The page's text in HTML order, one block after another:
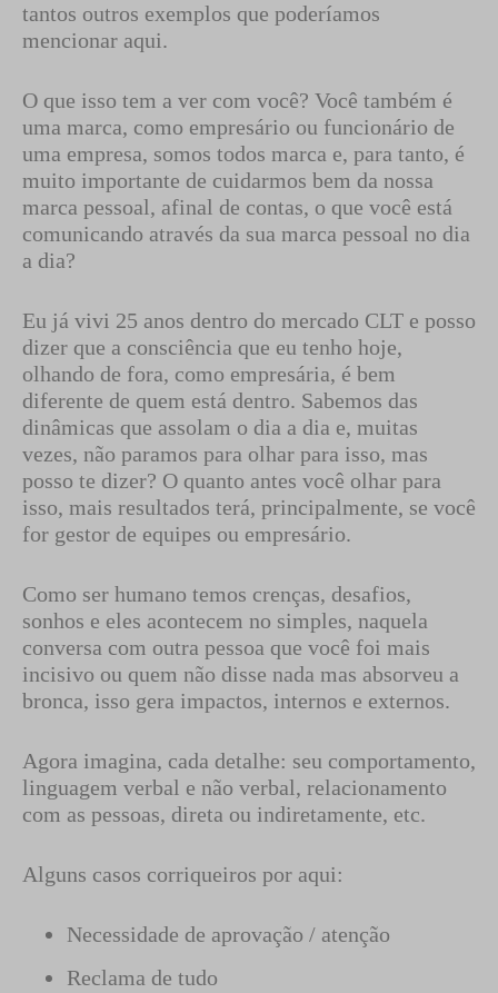
tantos outros exemplos que poderíamos
mencionar aqui.
O que isso tem a ver com você? Você também é
uma marca, como empresário ou funcionário de
uma empresa, somos todos marca e, para tanto, é
muito importante de cuidarmos bem da nossa
marca pessoal, afinal de contas, o que você está
comunicando através da sua marca pessoal no dia
a dia?
Eu já vivi 25 anos dentro do mercado CLT e posso
dizer que a consciência que eu tenho hoje,
olhando de fora, como empresária, é bem
diferente de quem está dentro. Sabemos das
dinâmicas que assolam o dia a dia e, muitas
vezes, não paramos para olhar para isso, mas
posso te dizer? O quanto antes você olhar para
isso, mais resultados terá, principalmente, se você
for gestor de equipes ou empresário.
Como ser humano temos crenças, desafios,
sonhos e eles acontecem no simples, naquela
conversa com outra pessoa que você foi mais
incisivo ou quem não disse nada mas absorveu a
bronca, isso gera impactos, internos e externos.
Agora imagina, cada detalhe: seu comportamento,
linguagem verbal e não verbal, relacionamento
com as pessoas, direta ou indiretamente, etc.
Alguns casos corriqueiros por aqui:
Necessidade de aprovação / atenção
Reclama de tudo